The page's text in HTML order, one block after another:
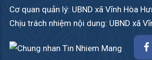
Cơ quan quản lý: UBND xã Vĩnh Hòa
Chịu trách nhiệm nội dung: UBND xã